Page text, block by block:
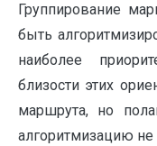
Группирование
быть
наиболее
близости этих
маршрута, но
алгоритмизацию не